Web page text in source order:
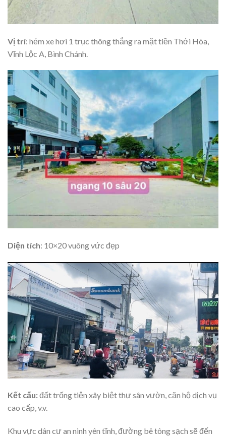
Vị trí: hẻm xe hơi 1 trục thông thẳng ra mặt tiền Thới Hòa,
Vĩnh Lộc A, Bình Chánh.
Diện tích: 10×20 vuông vức đẹp
Kết cấu:đất trống tiện xây biệt thự sân vườn, căn hộ dịch vụ
cao cấp, v.v.
Khu vực dân cư an ninh yên tĩnh, đường bê tông sạch sẽ đến